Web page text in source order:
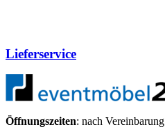
Lieferservice
Öffnungszeiten: nach Vereinbarung